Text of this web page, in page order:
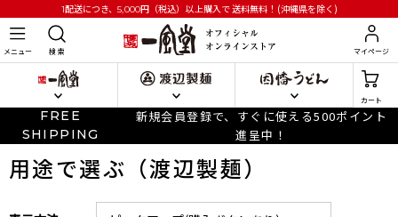
1配送につき、5,000円 （税込）以上購入で送料無料！(沖縄県を除く)
メニュー 検 索 マイページ
カート
FREE
SHIPPING
新規会員登録で、すぐに使える500ポイント
進呈中！
用途で選ぶ（渡辺製麺）